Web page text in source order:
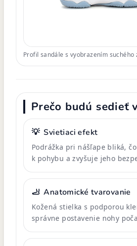
Profil sandále s vyobrazením suchého
Prečo budú sedieť
💡 Svietiaci efekt
Podrážka pri nášľape bliká,
k pohybu a zvyšuje jeho
🦶 Anatomické tvarovanie
Kožená stielka s podporou
správne postavenie nohy